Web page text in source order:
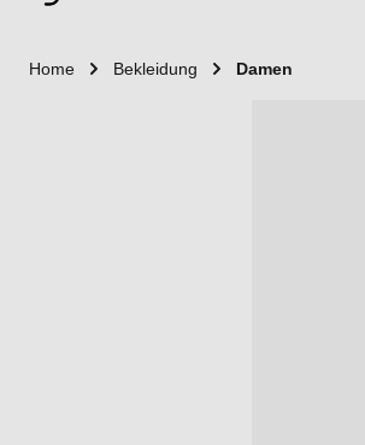
Home Bekleidung Damen